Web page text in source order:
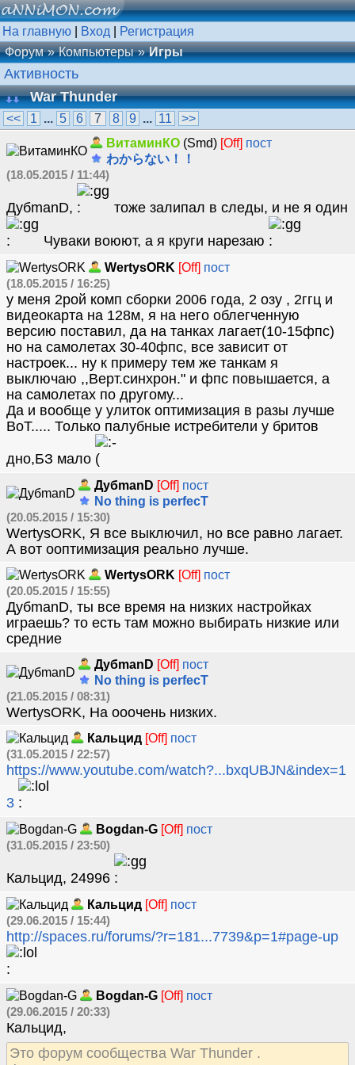
На главную Вход
Регистрация
Форум
Компьютеры Игры
Активность
War Thunder
<< 1 ... 5 6 7 8 9 ... 11
>>
ВитаминКО (Smd) [Off] пост
わからない！！
(18.05.2015 / 11:44)
ДубmanD, тоже залипал в следы, и не я один
Чуваки воюют, а я круги нарезаю
WertysORK [Off] пост
(18.05.2015 / 16:25)
у меня 2рой комп сборки 2006 года, 2 озу , 2ггц и
видеокарта на 128м, я на него облегченную
версию поставил, да на танках лагает(10-15фпс)
но на самолетах 30-40фпс, все зависит от
настроек... ну к примеру тем же танкам я
выключаю ,,Верт.синхрон." и фпс повышается, а
на самолетах по другому...
Да и вообще у улиток оптимизация в разы лучше
ВоТ..... Только палубные истребители у бритов
дно,БЗ мало
ДубmanD [Off] пост
No thing is perfecT
(20.05.2015 / 15:30)
WertysORK, Я все выключил, но все равно лагает.
А вот ооптимизация реально лучше.
WertysORK [Off] пост
(20.05.2015 / 15:55)
ДубmanD, ты все время на низких настройках
играешь? то есть там можно выбирать низкие или
средние
ДубmanD [Off] пост
No thing is perfecT
(21.05.2015 / 08:31)
WertysORK, На ооочень низких.
Кальцид [Off] пост
(31.05.2015 / 22:57)
https://www.youtube.com/watch?...bxqUBJN&index=1
3
Bogdan-G [Off] пост
(31.05.2015 / 23:50)
Кальцид, 24996
Кальцид [Off] пост
(29.06.2015 / 15:44)
http://spaces.ru/forums/?r=181...7739&p=1#page-up
Bogdan-G [Off] пост
(29.06.2015 / 20:33)
Кальцид,
Это форум сообщества War Thundеr .